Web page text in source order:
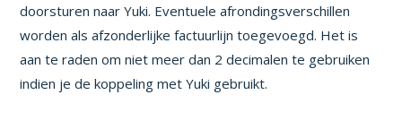
doorsturen naar Yuki. Eventuele afrondingsverschillen
worden als afzonderlijke factuurlijn toegevoegd. Het is
aan te raden om niet meer dan 2 decimalen te gebruiken
indien je de koppeling met Yuki gebruikt.